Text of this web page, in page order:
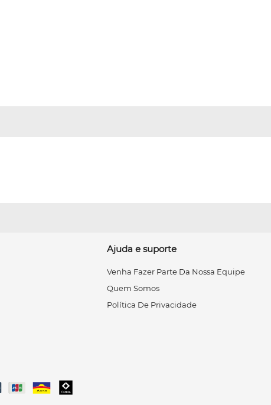
Ajuda e suporte
Venha Fazer Parte Da Nossa Equipe
Quem Somos
Política De Privacidade